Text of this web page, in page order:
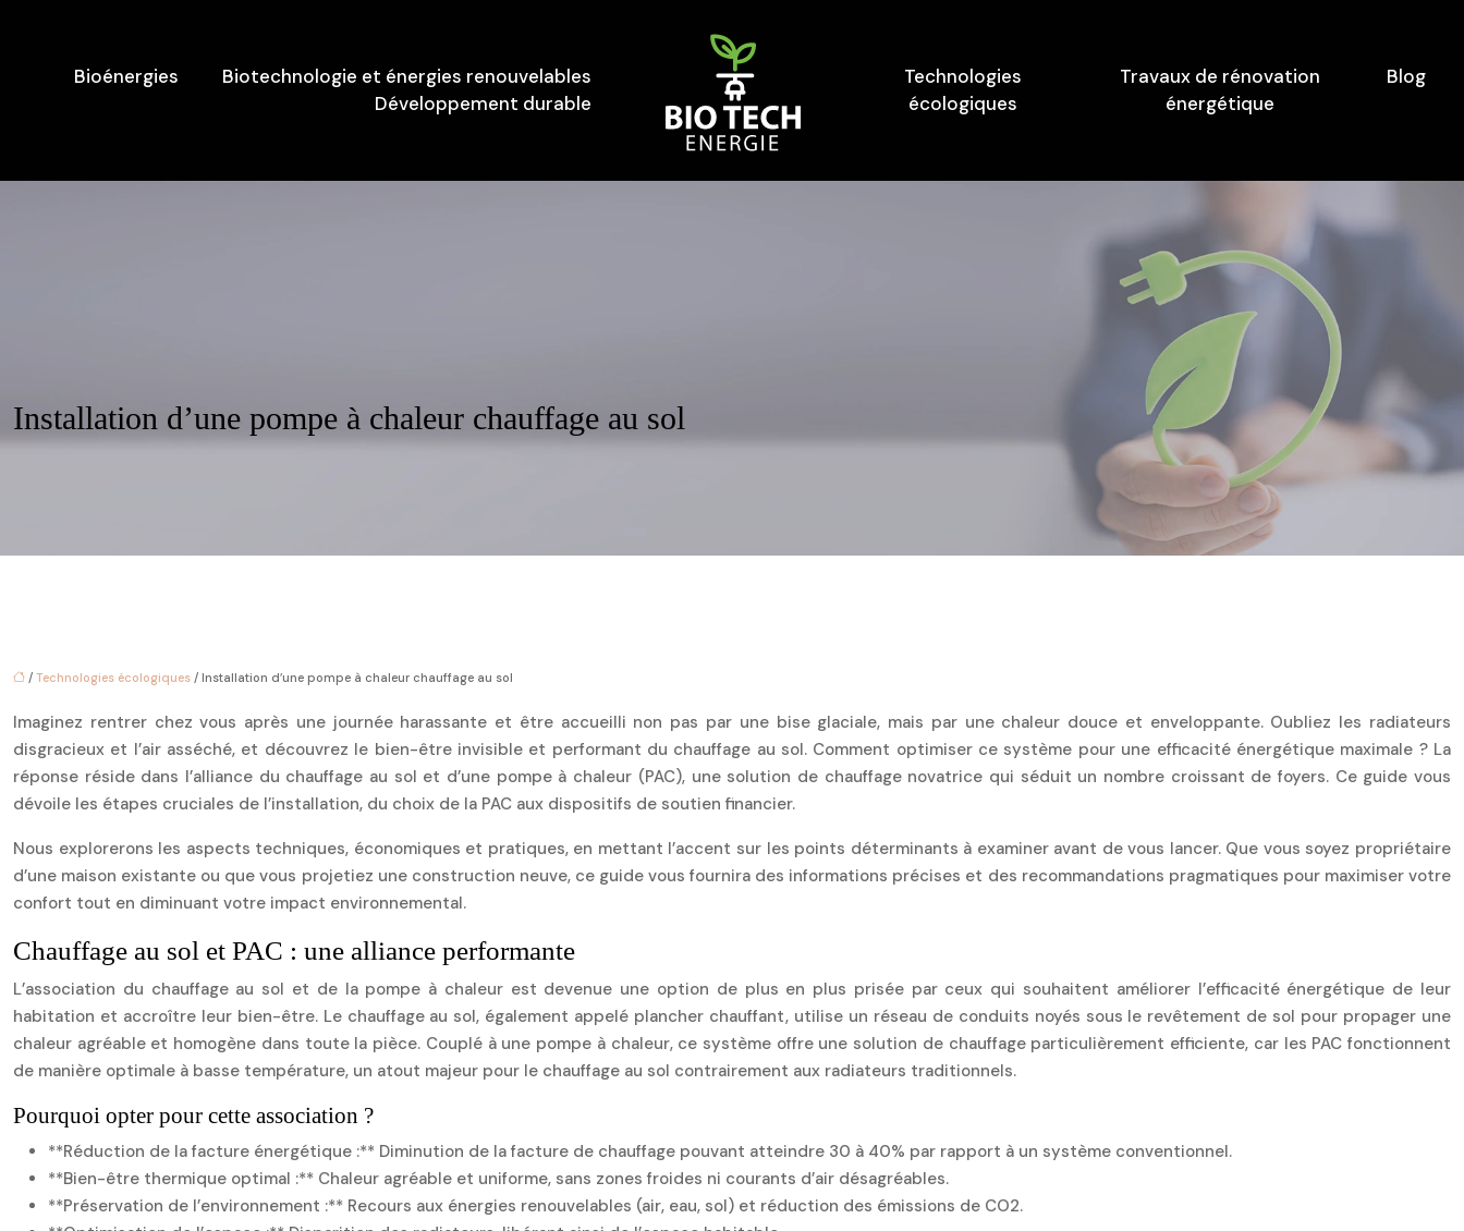
Biotechnologie et énergies renouvelables
Bioénergies
Développement durable
Technologies
écologiques
Travaux de rénovation
énergétique
Blog
Installation d’une pompe à chaleur chauffage au sol
/ Technologies écologiques / Installation d’une pompe à chaleur chauffage au sol
Imaginez rentrer chez vous après une journée harassante et être accueilli non pas par une bise glaciale, mais par une chaleur douce et enveloppante. Oubliez les radiateurs
disgracieux et l’air asséché, et découvrez le bien-être invisible et performant du chauffage au sol. Comment optimiser ce système pour une efficacité énergétique maximale ? La
réponse réside dans l’alliance du chauffage au sol et d’une pompe à chaleur (PAC), une solution de chauffage novatrice qui séduit un nombre croissant de foyers. Ce guide vous
dévoile les étapes cruciales de l’installation, du choix de la PAC aux dispositifs de soutien financier.
Nous explorerons les aspects techniques, économiques et pratiques, en mettant l’accent sur les points déterminants à examiner avant de vous lancer. Que vous soyez propriétaire
d’une maison existante ou que vous projetiez une construction neuve, ce guide vous fournira des informations précises et des recommandations pragmatiques pour maximiser votre
confort tout en diminuant votre impact environnemental.
Chauffage au sol et PAC : une alliance performante
L’association du chauffage au sol et de la pompe à chaleur est devenue une option de plus en plus prisée par ceux qui souhaitent améliorer l’efficacité énergétique de leur
habitation et accroître leur bien-être. Le chauffage au sol, également appelé plancher chauffant, utilise un réseau de conduits noyés sous le revêtement de sol pour propager une
chaleur agréable et homogène dans toute la pièce. Couplé à une pompe à chaleur, ce système offre une solution de chauffage particulièrement efficiente, car les PAC fonctionnent
de manière optimale à basse température, un atout majeur pour le chauffage au sol contrairement aux radiateurs traditionnels.
Pourquoi opter pour cette association ?
**Réduction de la facture énergétique :** Diminution de la facture de chauffage pouvant atteindre 30 à 40% par rapport à un système conventionnel.
**Bien-être thermique optimal :** Chaleur agréable et uniforme, sans zones froides ni courants d’air désagréables.
**Préservation de l’environnement :** Recours aux énergies renouvelables (air, eau, sol) et réduction des émissions de CO2.